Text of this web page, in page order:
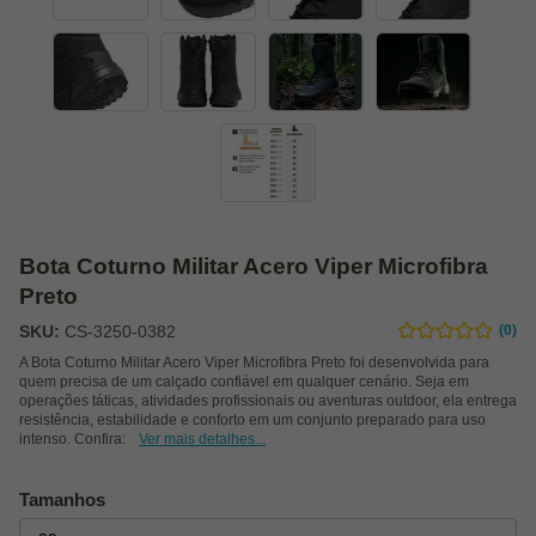
Bota Coturno Militar Acero Viper Microfibra
Preto
SKU: CS-3250-0382
(0)
A Bota Coturno Militar Acero Viper Microfibra Preto foi desenvolvida para
quem precisa de um calçado confiável em qualquer cenário. Seja em
operações táticas, atividades profissionais ou aventuras outdoor, ela entrega
resistência, estabilidade e conforto em um conjunto preparado para uso
intenso. Confira:
Ver mais detalhes...
Tamanhos